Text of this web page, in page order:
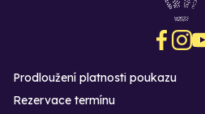
Prodloužení platnosti poukazu
Rezervace termínu